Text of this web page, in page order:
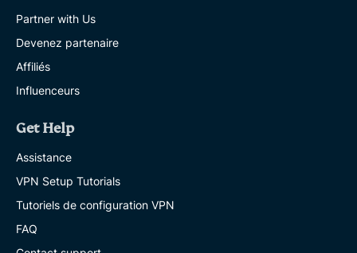
Partner with Us
Devenez partenaire
Affiliés
Influenceurs
Get Help
Assistance
VPN Setup Tutorials
Tutoriels de configuration VPN
FAQ